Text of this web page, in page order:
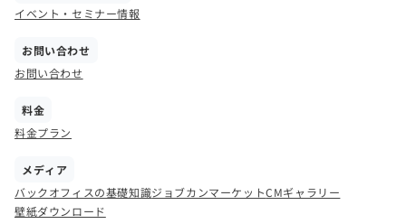
イベント・セミナー情報
お問い合わせ
お問い合わせ
料金
料金プラン
メディア
バックオフィスの基礎知識ジョブカンマーケットCMギャラリー
壁紙ダウンロード